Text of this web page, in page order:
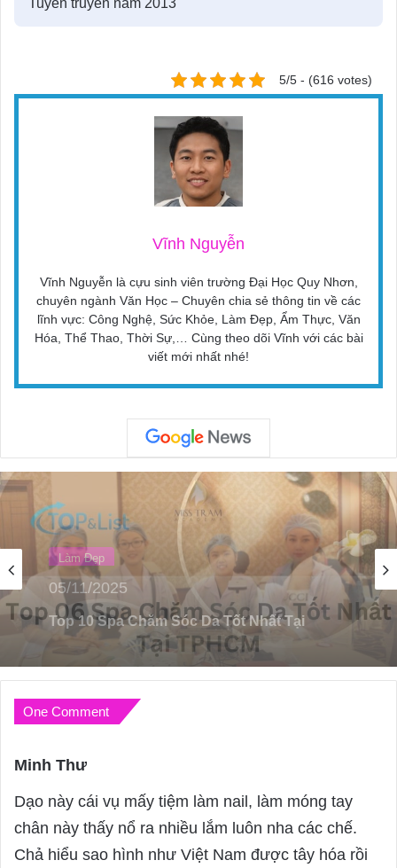
Tuyên truyền năm 2013
5/5 - (616 votes)
Vĩnh Nguyễn
Vĩnh Nguyễn là cựu sinh viên trường Đại Học Quy Nhơn,
chuyên ngành Văn Học – Chuyên chia sẻ thông tin về các
lĩnh vực: Công Nghệ, Sức Khỏe, Làm Đẹp, Ẩm Thực, Văn
Hóa, Thể Thao, Thời Sự,… Cùng theo dõi Vĩnh với các bài
viết mới nhất nhé!
Làm Đẹp
20/03/2023
Top 05 Trung Tâm Đào Tạo Chăm Sóc Da
Tốt Nhất Quận Phú Nhuận
One Comment
Minh Thư
a
y
s
Dạo này cái vụ mấy tiệm làm nail, làm móng tay
chân này thấy nổ ra nhiều lắm luôn nha các chế.
Chả hiểu sao hình như Việt Nam được tây hóa rồi